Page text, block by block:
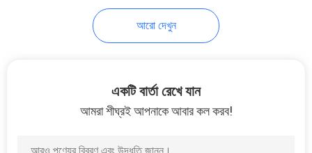
আরো দেখুন
একটি বার্তা রেখে যান
আমরা শীঘ্রই আপনাকে আবার কল করব!